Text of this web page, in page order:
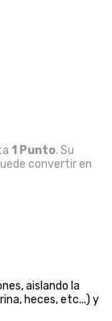
1 Punto. Su
convertir en
aislando la
heces, etc...) y